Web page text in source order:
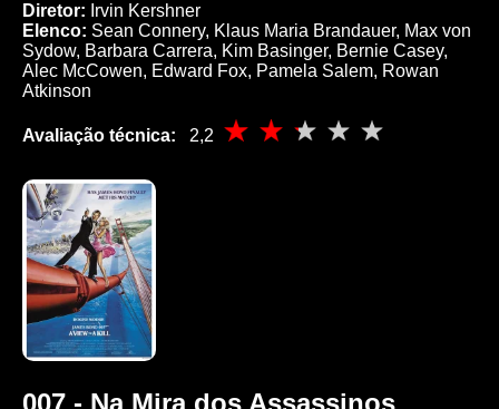
Diretor: Irvin Kershner
Elenco: Sean Connery, Klaus Maria Brandauer, Max von
Sydow, Barbara Carrera, Kim Basinger, Bernie Casey,
Alec McCowen, Edward Fox, Pamela Salem, Rowan
Atkinson
Avaliação técnica: 2,2
007 - Na Mira dos Assassinos